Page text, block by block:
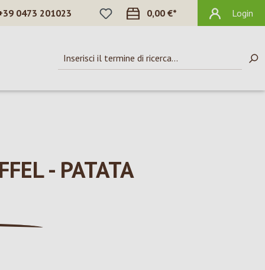
0473 201023
HAI 0 ARTICOLI NELLA LISTA DEI
0,00 €* Login
- PATATA D